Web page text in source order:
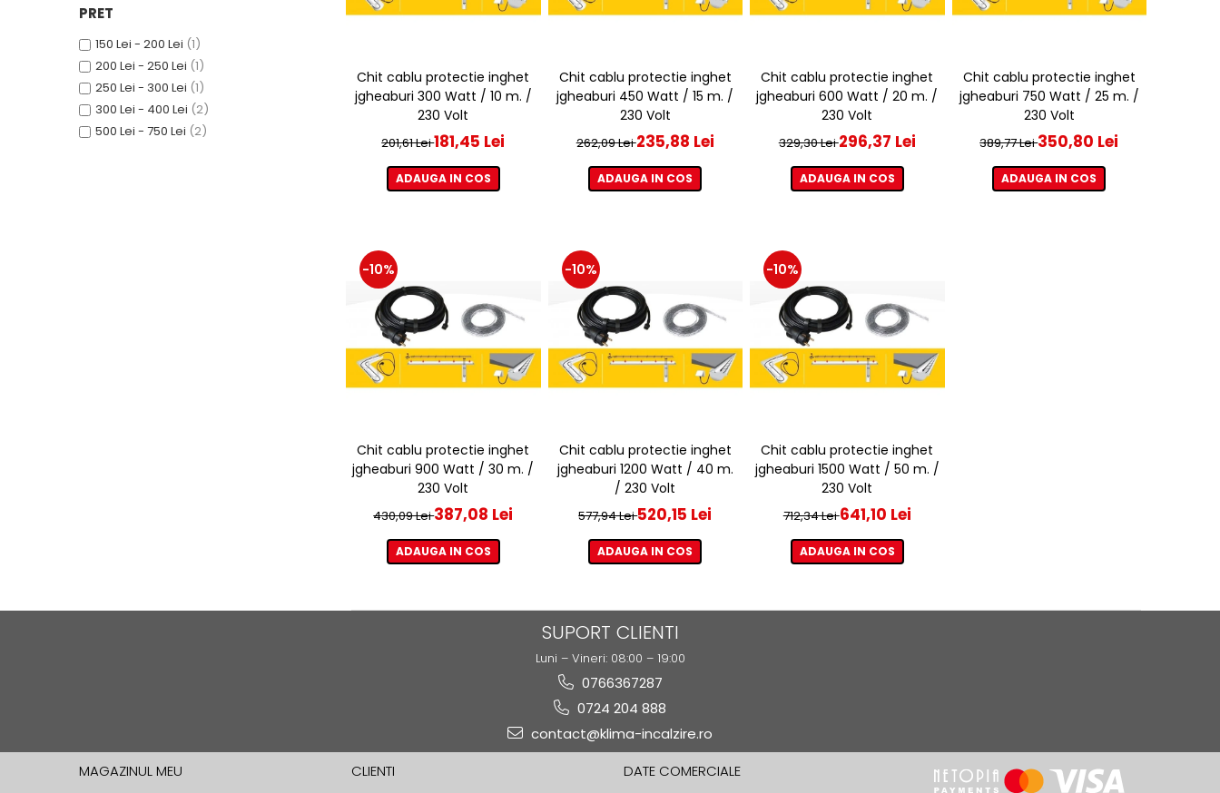
PRET
150 Lei - 200 Lei (1)
200 Lei - 250 Lei (1)
250 Lei - 300 Lei (1)
300 Lei - 400 Lei (2)
500 Lei - 750 Lei (2)
Chit cablu protectie inghet
jgheaburi 300 Watt / 10 m. /
230 Volt
201,61 Lei181,45 Lei
ADAUGA IN COS
Chit cablu protectie inghet
jgheaburi 450 Watt / 15 m. /
230 Volt
262,09 Lei235,88 Lei
ADAUGA IN COS
Chit cablu protectie inghet
jgheaburi 600 Watt / 20 m. /
230 Volt
329,30 Lei296,37 Lei
ADAUGA IN COS
Chit cablu protectie inghet
jgheaburi 750 Watt / 25 m. /
230 Volt
389,77 Lei350,80 Lei
ADAUGA IN COS
-10%
Chit cablu protectie inghet
jgheaburi 900 Watt / 30 m. /
230 Volt
430,09 Lei387,08 Lei
ADAUGA IN COS
-10%
Chit cablu protectie inghet
jgheaburi 1200 Watt / 40 m.
/ 230 Volt
577,94 Lei520,15 Lei
ADAUGA IN COS
-10%
Chit cablu protectie inghet
jgheaburi 1500 Watt / 50 m. /
230 Volt
712,34 Lei641,10 Lei
ADAUGA IN COS
SUPORT CLIENTI
Luni – Vineri: 08:00 – 19:00
0766367287
0724 204 888
contact@klima-incalzire.ro
MAGAZINUL MEU
CLIENTI DATE COMERCIALE